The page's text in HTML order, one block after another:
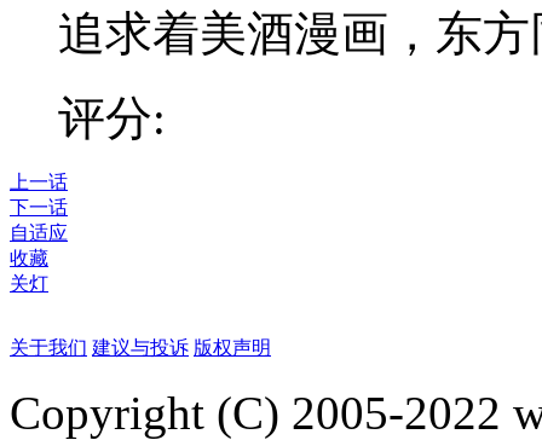
追求着美酒漫画，东
评分:
上一话
下一话
自适应
收藏
关灯
关于我们 建议与投诉 版权声明
Copyright (C) 2005-2022